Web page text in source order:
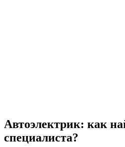
Автоэлектрик: как
специалиста?